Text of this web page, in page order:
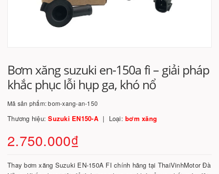
Bơm xăng suzuki en-150a fi – giải pháp
khắc phục lỗi hụp ga, khó nổ
Mã sản phẩm:bom-xang-an-150
Thương hiệu:Suzuki EN150-A Loại: bơm xăng
2.750.000₫
Thay bơm xăng Suzuki EN-150A FI chính hãng tại ThaiVinhMotor Đà